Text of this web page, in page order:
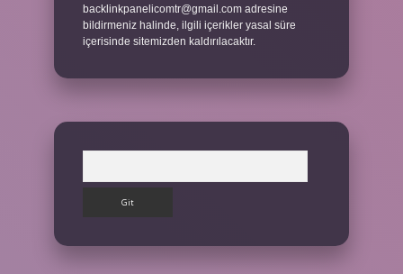
backlinkpanelicomtr@gmail.com adresine
bildirmeniz halinde, ilgili içerikler yasal süre
içerisinde sitemizden kaldırılacaktır.